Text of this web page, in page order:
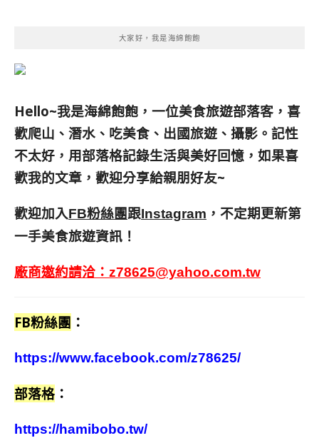
大家好，我是海綿飽飽
Hello~我是海綿飽飽，一位美食旅遊部落客， 喜
歡爬山、潛水、吃美食、出國旅遊、攝影。 記性
不太好，用部落格記錄生活與美好回憶， 如果喜
歡我的文章，歡迎分享給親朋好友~
歡迎加入FB粉絲團跟Instagram ，不定期更新第
一手美食旅遊資訊！
廠商邀約請洽： z78625@yahoo.com.tw
FB粉絲團 ：
https://www.facebook.com/z78625/
部落格 ：
https://hamibobo.tw/